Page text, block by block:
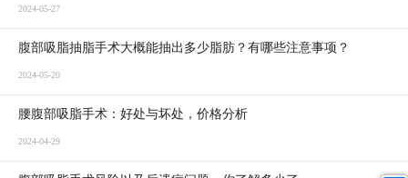
2024-05-27
腹部吸脂抽脂手术大概能抽出多少脂肪？有哪些注意事项？
2024-05-20
腰腹部吸脂手术：好处与坏处，价格分析
2024-04-29